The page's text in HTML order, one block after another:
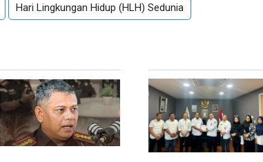
Hari Lingkungan Hidup (HLH) Sedunia